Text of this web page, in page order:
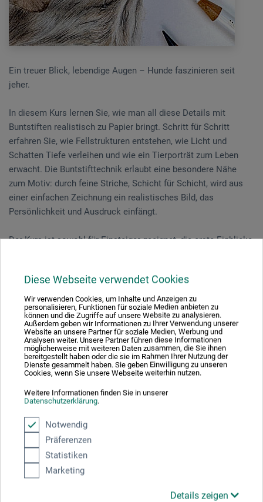
Diese Webseite verwendet Cookies
Wir verwenden Cookies, um Inhalte und Anzeigen zu
personalisieren, Funktionen für soziale Medien anbieten zu
können und die Zugriffe auf unsere Website zu analysieren.
Außerdem geben wir Informationen zu Ihrer Verwendung unserer
Website an unsere Partner für soziale Medien, Werbung und
Analysen weiter. Unsere Partner führen diese Informationen
möglicherweise mit weiteren Daten zusammen, die Sie ihnen
bereitgestellt haben oder die sie im Rahmen Ihrer Nutzung der
Dienste gesammelt haben. Sie geben Einwilligung zu unseren
Cookies, wenn Sie unsere Webseite weiterhin nutzen.
Weitere Informationen finden Sie in unserer
Datenschutzerklärung.
Notwendig
Präferenzen
Statistiken
Marketing
Details zeigen
Ein treuer Blick, lebendige Augen – Hunde faszinieren seit
jeher.
In diesem Kurs lernen Sie, wie man all diese Details mit
Buntstiften realistisch zu Papier bringt. Schritt für Schritt
erfahren Sie, wie Fellstrukturen entstehen, wie Licht und
Schatten Tiefe verleihen und wie ein Tierporträt zum Leben
erwacht. Die Buntstifttechnik erlaubt eine besondere Nähe
zum Motiv: durch feine Striche, Schicht für Schicht, wird aus
einer einfachen Zeichnung ein realistisches Bild, das
Persönlichkeit und Ausdruck einfängt.
Der Kurs ist sowohl für Einsteiger geeignet, die erste Einblicke
wollen.
Es wird ein gemeinsames Motiv vorbereitet, aber Sie sind
herzlich eingeladen, eine eigene Wunschvorlage mitzubringen
und zu bearbeiten.
06. Aug. 2026
10:30 - 16:30 Uhr
Sie schauen derzeitig auf eine vergangene
Veranstaltung